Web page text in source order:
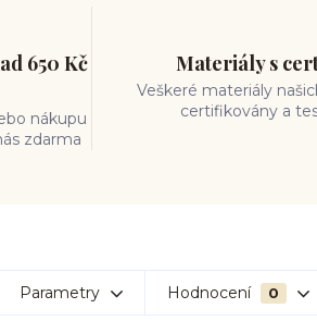
650 Kč
nákupu
zdarma
Materiály s
Veškeré materiály
certifikovány a
Parametry Hodnocení 0